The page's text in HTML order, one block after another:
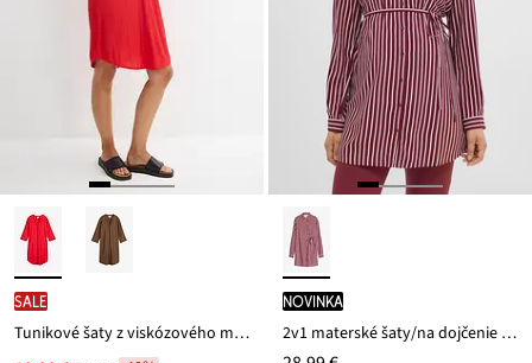
SALE
Tunikové šaty z viskózového mixu so štuktúrovaným efektom
novinka
2v1 materské šaty/na dojčenie z padavej viskózy